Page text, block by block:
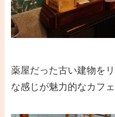
薬屋だった古い建物を
な感じが魅力的なカフェ